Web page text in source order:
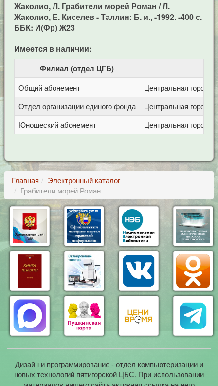
Жаколио, Л. Грабители морей Роман / Л.
Жаколио, Е. Киселев - Таллин: Б. и., -1992. -400 с.
ББК: И(Фр) Ж23
Имеется в наличии:
Филиал (отдел ЦГБ)
Общий абонемент
Центральная
Отдел организации единого фонда
Центральная
Юношеский абонемент
Центральная
Главная
Электронный каталог
Грабители морей Роман
Дизайн и программирование - отдел компьютеризации и
новых технологий пятигорской ЦБС. При использовании